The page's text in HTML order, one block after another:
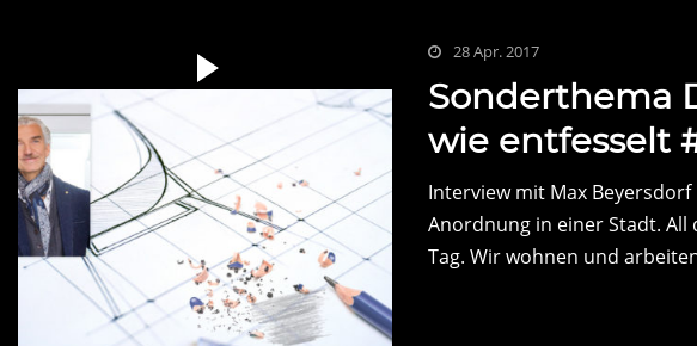
28 Apr. 2017
Sonderthema
wie entfesselt
Interview mit Max
Anordnung in einer Stadt.
Tag. Wir wohnen und